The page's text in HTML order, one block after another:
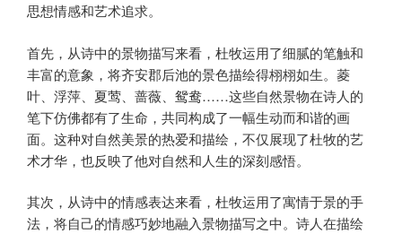
思想情感和艺术追求。
首先，从诗中的景物描写来看，杜牧运用了细腻的笔触和
丰富的意象，将齐安郡后池的景色描绘得栩栩如生。菱
叶、浮萍、夏莺、蔷薇、鸳鸯……这些自然景物在诗人的
笔下仿佛都有了生命，共同构成了一幅生动而和谐的画
面。这种对自然美景的热爱和描绘，不仅展现了杜牧的艺
术才华，也反映了他对自然和人生的深刻感悟。
其次，从诗中的情感表达来看，杜牧运用了寓情于景的手
法，将自己的情感巧妙地融入景物描写之中。诗人在描绘